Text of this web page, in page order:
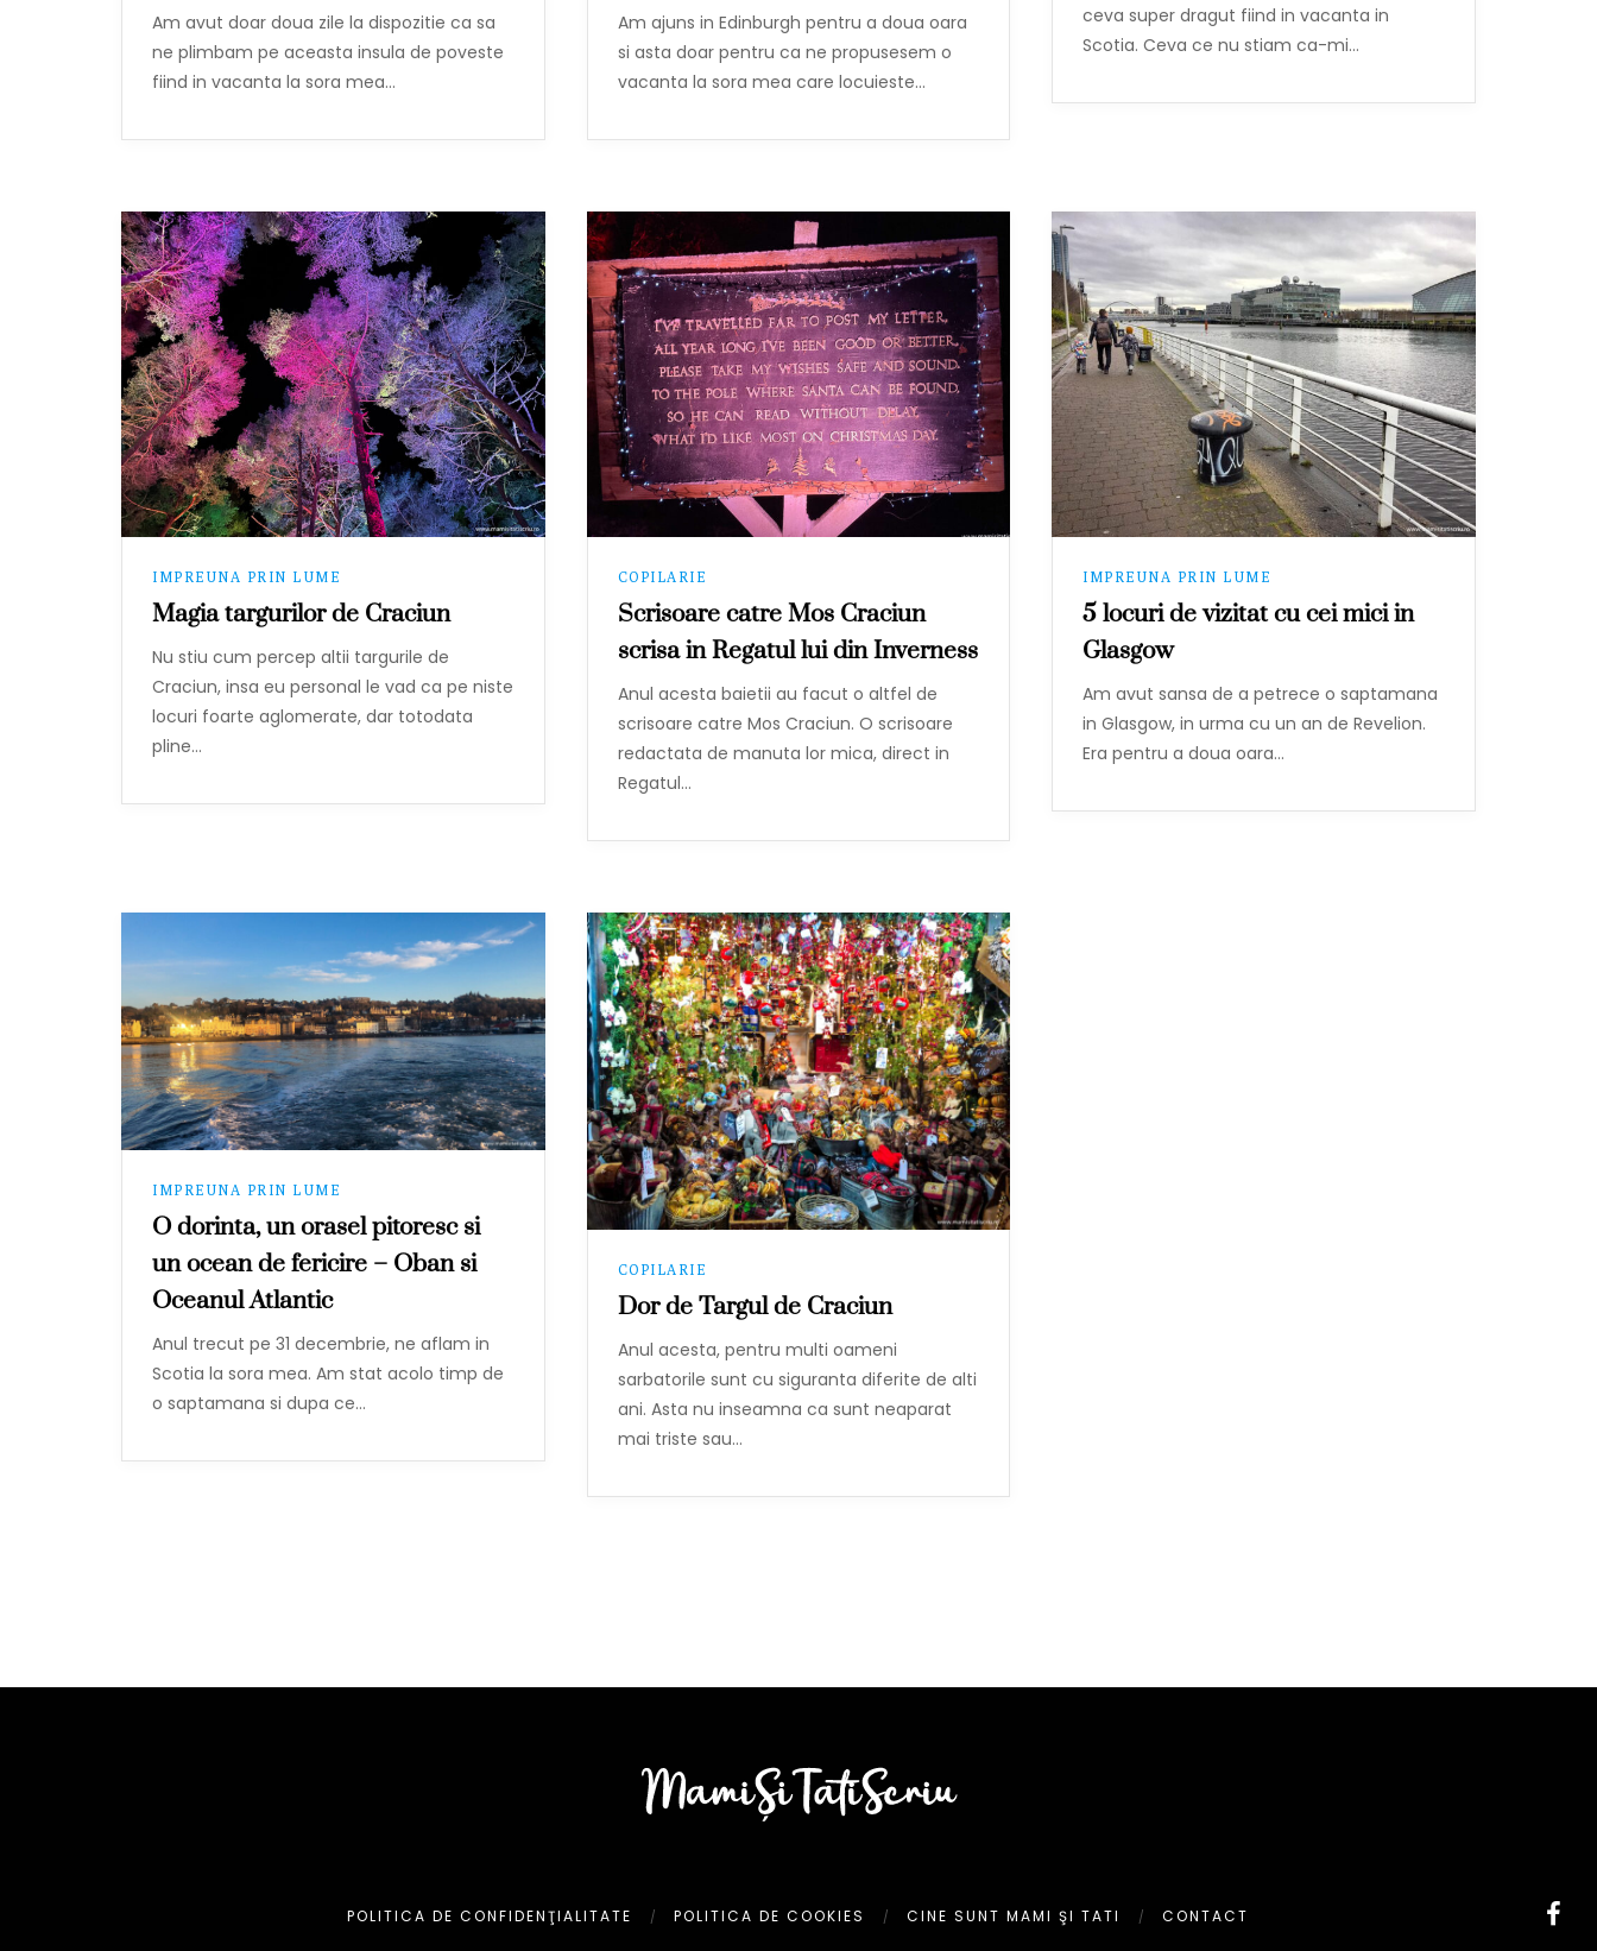
Am avut doar doua zile la dispozitie ca sa
ne plimbam pe aceasta insula de poveste
fiind in vacanta la sora mea…
Am ajuns in Edinburgh pentru a doua oara
si asta doar pentru ca ne propusesem o
vacanta la sora mea care locuieste…
ceva super dragut fiind in vacanta in
Scotia. Ceva ce nu stiam ca-mi…
IMPREUNA PRIN LUME
Magia targurilor de Craciun
Nu stiu cum percep altii targurile de
Craciun, insa eu personal le vad ca pe niste
locuri foarte aglomerate, dar totodata
pline…
COPILARIE
Scrisoare catre Mos Craciun
scrisa in Regatul lui din Inverness
Anul acesta baietii au facut o altfel de
scrisoare catre Mos Craciun. O scrisoare
redactata de manuta lor mica, direct in
Regatul…
IMPREUNA PRIN LUME
5 locuri de vizitat cu cei mici in
Glasgow
Am avut sansa de a petrece o saptamana
in Glasgow, in urma cu un an de Revelion.
Era pentru a doua oara…
IMPREUNA PRIN LUME
O dorinta, un orasel pitoresc si
un ocean de fericire – Oban si
Oceanul Atlantic
Anul trecut pe 31 decembrie, ne aflam in
Scotia la sora mea. Am stat acolo timp de
o saptamana si dupa ce…
COPILARIE
Dor de Targul de Craciun
Anul acesta, pentru multi oameni
sarbatorile sunt cu siguranta diferite de alti
ani. Asta nu inseamna ca sunt neaparat
mai triste sau…
POLITICA DE CONFIDENŢIALITATE POLITICA DE COOKIES CINE SUNT MAMI ŞI TATI CONTACT